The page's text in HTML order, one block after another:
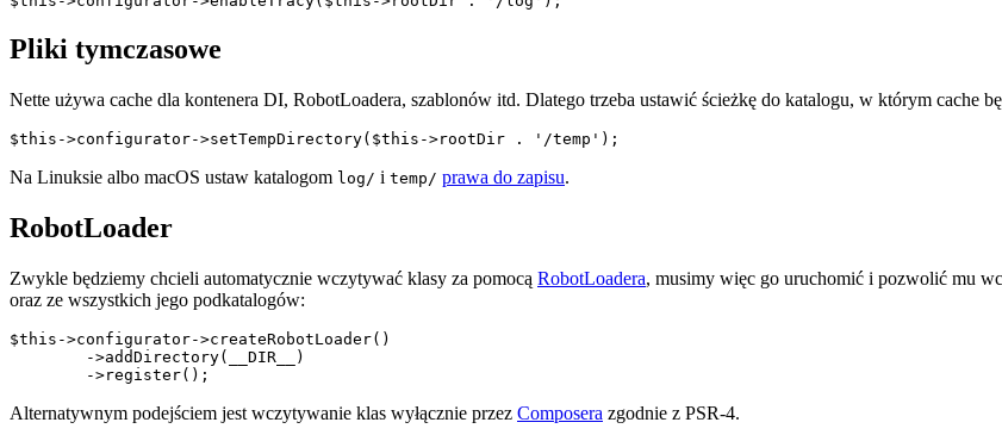
Pliki tymczasowe
Nette używa cache dla kontenera DI, RobotLoadera, szablonów itd. Dlatego trzeba ustawić ścieżkę do katalogu, w którym cache
Na Linuksie albo macOS ustaw katalogom log/ i temp/ prawa do zapisu.
RobotLoader
Zwykle będziemy chcieli automatycznie wczytywać klasy za pomocą RobotLoadera, musimy więc go uruchomić i pozwolić mu
oraz ze wszystkich jego podkatalogów:
$this->configurator->createRobotLoader()
Alternatywnym podejściem jest wczytywanie klas wyłącznie przez Composera zgodnie z PSR-4.